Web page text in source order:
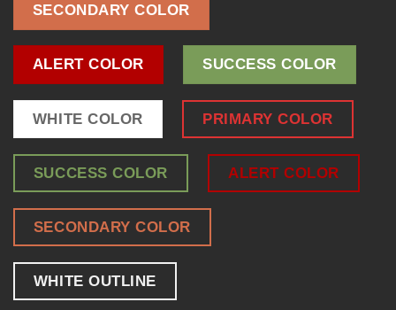
SECONDARY COLOR
ALERT COLOR SUCCESS COLOR
WHITE COLOR PRIMARY COLOR
SUCCESS COLOR ALERT COLOR
SECONDARY COLOR
WHITE OUTLINE